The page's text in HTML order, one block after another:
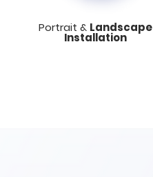
Portrait & Landscape
Installation